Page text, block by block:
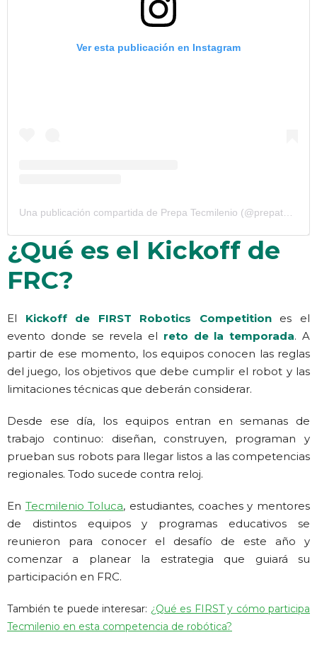
Ver esta publicación en Instagram
¿Qué es el Kickoff de
FRC?
El Kickoff de FIRST Robotics Competitiones el
evento donde se revela el reto de la temporada. A
partir de ese momento, los equipos conocen las reglas
del juego, los objetivos que debe cumplir el robot y las
limitaciones técnicas que deberán considerar.
Desde ese día, los equipos entran en semanas de
trabajo continuo: diseñan, construyen, programan y
prueban sus robots para llegar listos a las competencias
regionales. Todo sucede contra reloj.
En Tecmilenio Toluca, estudiantes, coaches y mentores
de distintos equipos y programas educativos se
reunieron para conocer el desafío de este año y
comenzar a planear la estrategia que guiará su
participación en FRC.
También te puede interesar: ¿Qué es FIRST y cómo participa
Tecmilenio en esta competencia de robótica?